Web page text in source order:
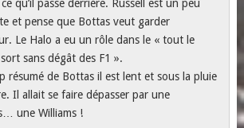
qu’il passe derrière. Russell est un peu
et pense que Bottas veut garder
Le Halo a eu un rôle dans le « tout le
sans dégât des F1 ».
résumé de Bottas il est lent et sous la pluie
Il allait se faire dépasser par une
une Williams !